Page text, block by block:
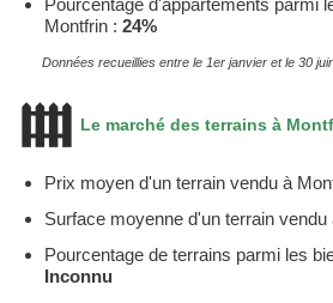
Montfrin : 24%
Données recueillies entre le 1er janvier et le 30
Le marché des terrains à
Prix moyen d'un terrain vendu à
Surface moyenne d'un terrain vendu
Pourcentage de terrains parmi les
Inconnu